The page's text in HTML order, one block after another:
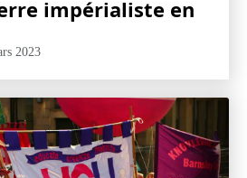
impérialiste en
2023